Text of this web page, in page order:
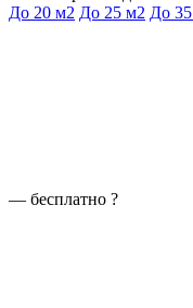
До 20 м2 До 25 м2 До
— бесплатно ?